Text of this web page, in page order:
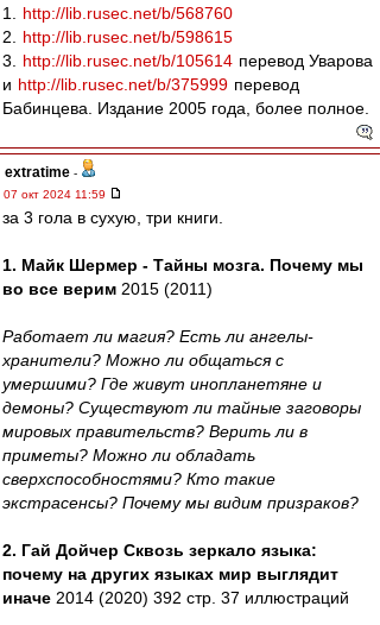
1.
http://lib.rusec.net/b/568760
2.
http://lib.rusec.net/b/598615
3.
http://lib.rusec.net/b/105614 перевод Уварова
и http://lib.rusec.net/b/375999 перевод
Бабинцева. Издание 2005 года, более полное.
extratime -
07 окт 2024 11:59
за 3 гола в сухую, три книги.
1. Майк Шермер - Тайны мозга. Почему мы
во все верим 2015 (2011)
Работает ли магия? Есть ли ангелы-
хранители? Можно ли общаться с
умершими? Где живут инопланетяне и
демоны? Существуют ли тайные заговоры
мировых правительств? Верить ли в
приметы? Можно ли обладать
сверхспособностями? Кто такие
экстрасенсы? Почему мы видим призраков?
2. Гай Дойчер Сквозь зеркало языка:
почему на других языках мир выглядит
иначе 2014 (2020) 392 стр. 37 иллюстраций